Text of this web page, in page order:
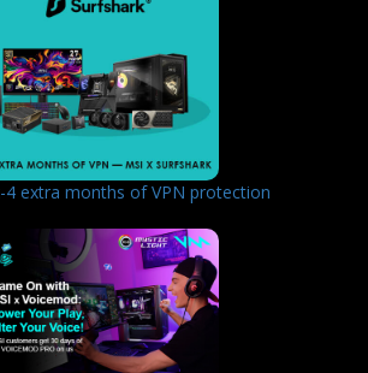
4 extra months of VPN protection